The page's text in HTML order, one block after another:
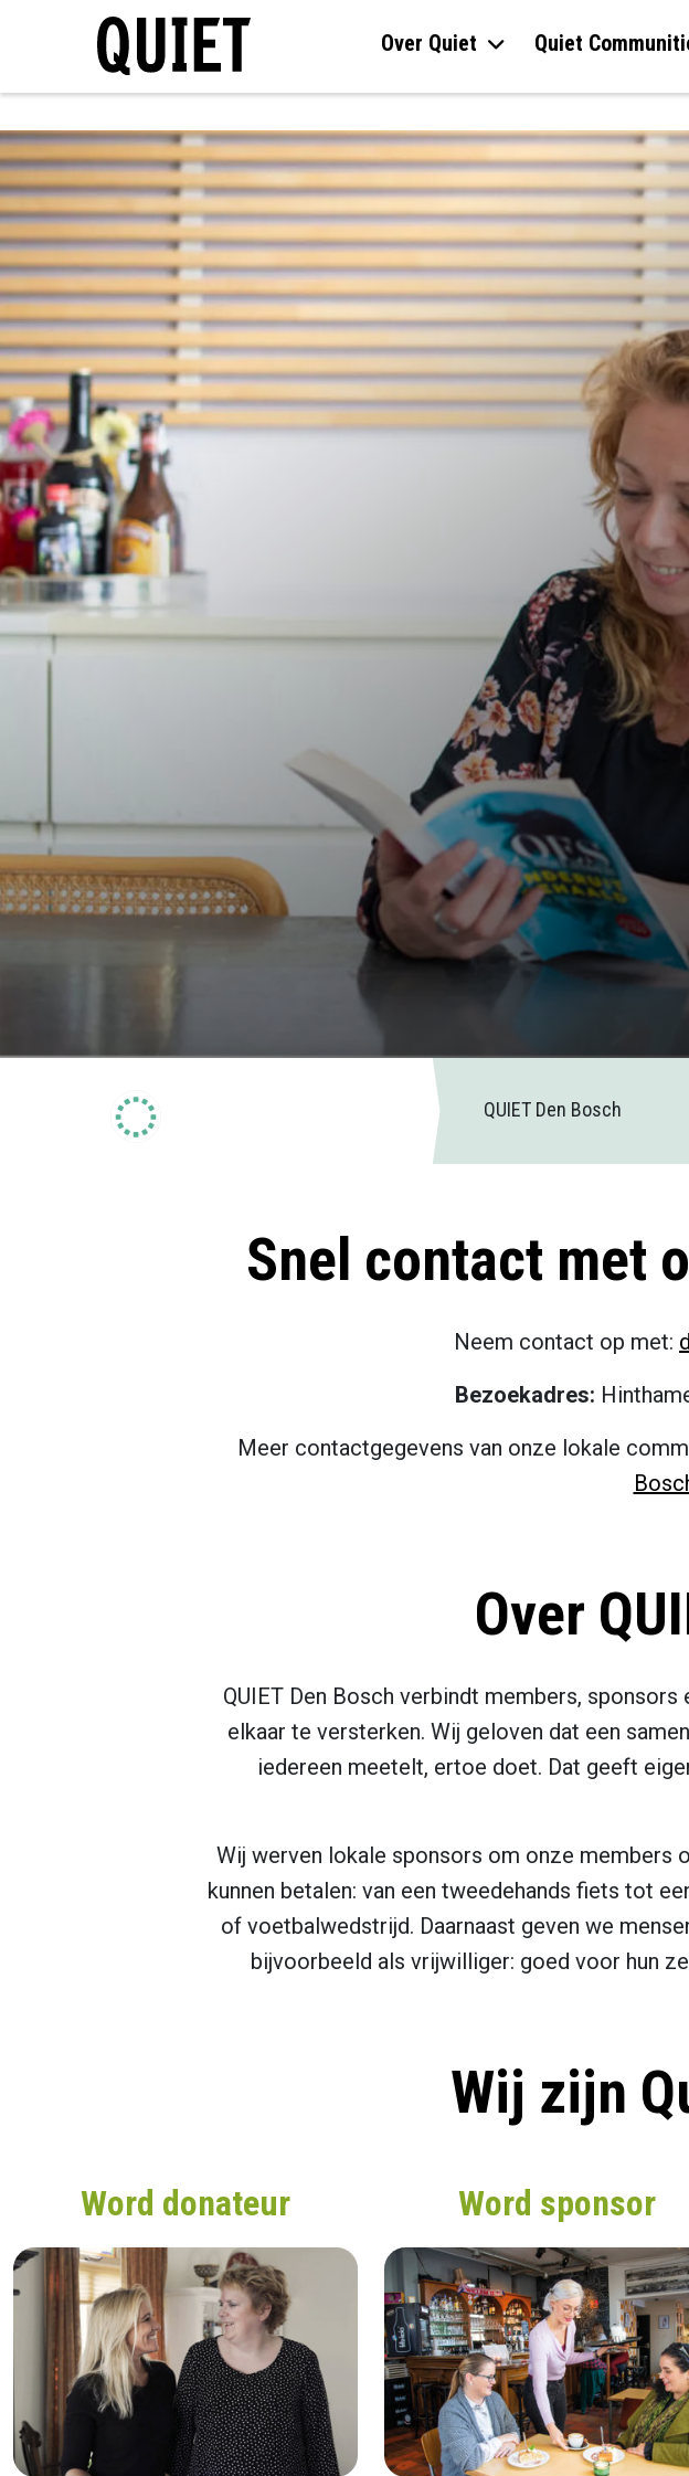
Over Quiet Quiet
QUIET Den Bosch
Snel contact met
Neem contact op met:
Bezoekadres:
Meer contactgegevens van onze lokale
Over
QUIET Den Bosch verbindt members,
elkaar te versterken. Wij geloven dat een
iedereen meetelt, ertoe doet. Dat geeft
Wij werven lokale sponsors om onze members
kunnen betalen: van een tweedehands fiets tot
of voetbalwedstrijd. Daarnaast geven we
bijvoorbeeld als vrijwilliger: goed voor hun
Wij zijn
Word donateur Word sponsor